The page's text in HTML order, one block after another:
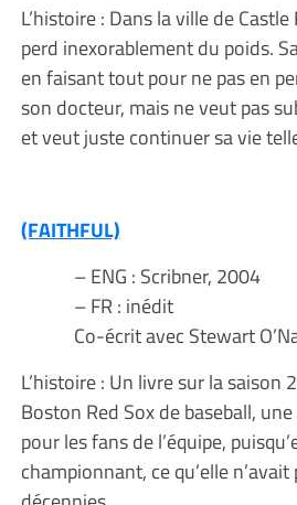
L’histoire : Dans la ville de
perd inexorablement du poids.
en faisant tout pour ne pas en
son docteur, mais ne veut pas
et veut juste continuer sa vie
(FAITHFUL)
– ENG : Scribner, 2004
– FR : inédit
Co-écrit avec Stewart
L’histoire : Un livre sur la saison
Boston Red Sox de baseball,
pour les fans de l’équipe,
championnant, ce qu’elle